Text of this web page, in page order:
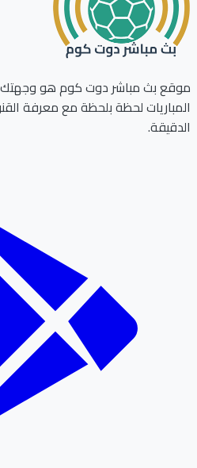
بث مباشر دوت كوم هو وجهتك
لحظة بلحظة مع معرفة القنوات